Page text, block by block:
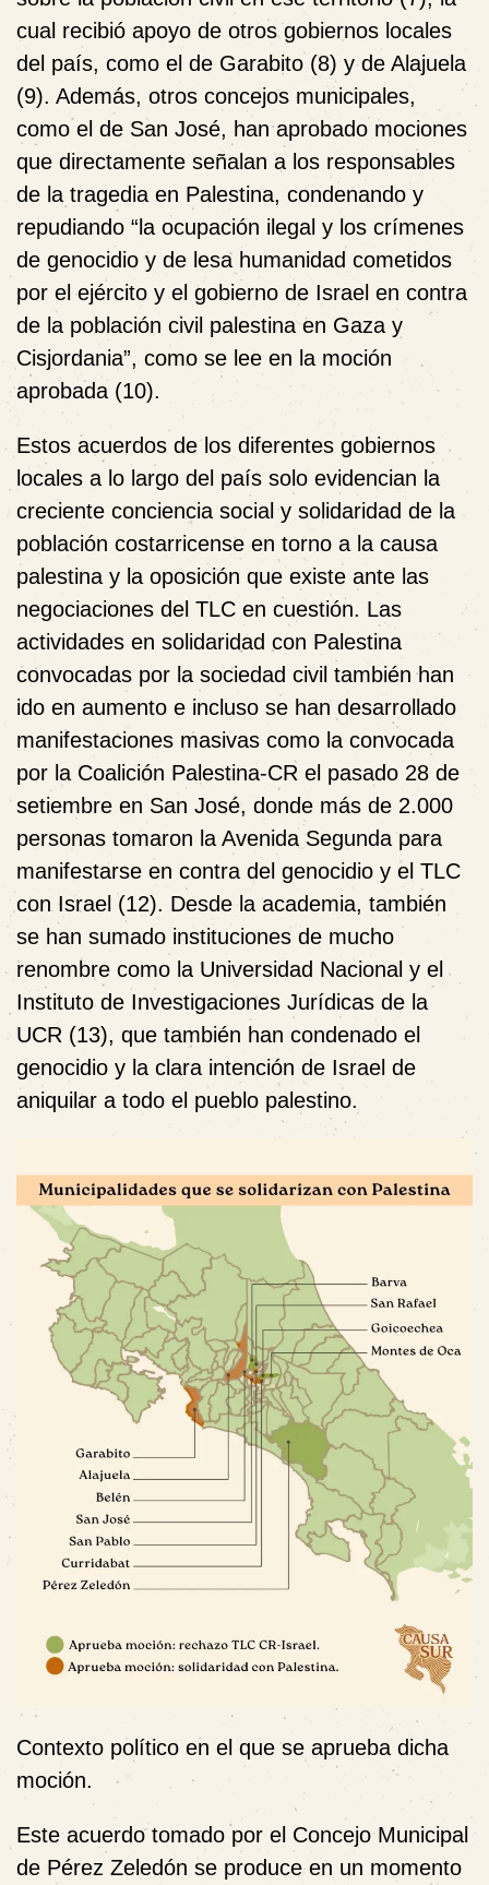
cual recibió apoyo de otros gobiernos locales
del país, como el de Garabito (8) y de Alajuela
(9). Además, otros concejos municipales,
como el de San José, han aprobado mociones
que directamente señalan a los responsables
de la tragedia en Palestina, condenando y
repudiando “la ocupación ilegal y los crímenes
de genocidio y de lesa humanidad cometidos
por el ejército y el gobierno de Israel en contra
de la población civil palestina en Gaza y
Cisjordania”, como se lee en la moción
aprobada (10).
Estos acuerdos de los diferentes gobiernos
locales a lo largo del país solo evidencian la
creciente conciencia social y solidaridad de la
población costarricense en torno a la causa
palestina y la oposición que existe ante las
negociaciones del TLC en cuestión. Las
actividades en solidaridad con Palestina
convocadas por la sociedad civil también han
ido en aumento e incluso se han desarrollado
manifestaciones masivas como la convocada
por la Coalición Palestina-CR el pasado 28 de
setiembre en San José, donde más de 2.000
personas tomaron la Avenida Segunda para
manifestarse en contra del genocidio y el TLC
con Israel (12). Desde la academia, también
se han sumado instituciones de mucho
renombre como la Universidad Nacional y el
Instituto de Investigaciones Jurídicas de la
UCR (13), que también han condenado el
genocidio y la clara intención de Israel de
aniquilar a todo el pueblo palestino.
Contexto político en el que se aprueba dicha
moción.
Este acuerdo tomado por el Concejo Municipal
de Pérez Zeledón se produce en un momento